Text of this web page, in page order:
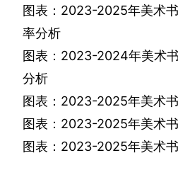
图表： 2023-2025年美术
率分析
图表： 2023-2024年美术
分析
图表： 2023-2025年美术
图表： 2023-2025年美术
图表： 2023-2025年美术